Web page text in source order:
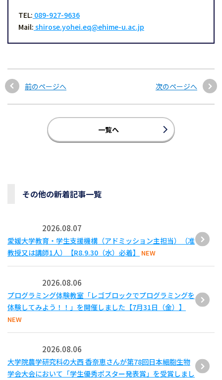
TEL: 089-927-9636
Mail: shirose.yohei.eq@ehime-u.ac.jp
前のページへ 次のページへ
一覧へ
その他の新着記事一覧
2026.08.07
愛媛大学教育・学生支援機構（アドミッション主担当）（准
教授又は講師1人）【R8.9.30（水）必着】
NEW
2026.08.06
プログラミング体験教室「レゴブロックでプログラミングを
体験してみよう！！」を開催しました【7月31日（金）】
NEW
2026.08.06
大学院農学研究科の大西 香奈恵さんが第78回日本細胞生物
学会大会において「学生優秀ポスター発表賞」を受賞しまし